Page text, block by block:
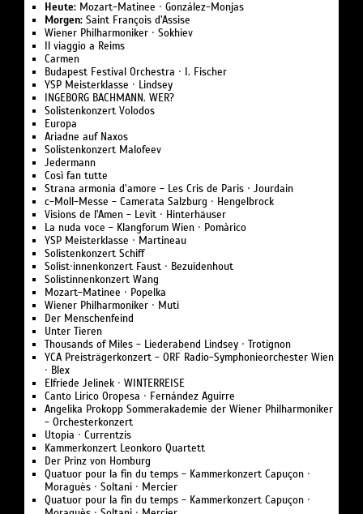
Heute: Mozart-Matinee · González-Monjas
Morgen: Saint François d’Assise
Wiener Philharmoniker · Sokhiev
Il viaggio a Reims
Carmen
Budapest Festival Orchestra · I. Fischer
YSP Meisterklasse · Lindsey
INGEBORG BACHMANN. WER?
Solistenkonzert Volodos
Europa
Ariadne auf Naxos
Solistenkonzert Malofeev
Jedermann
Così fan tutte
Strana armonia d’amore - Les Cris de Paris · Jourdain
c-Moll-Messe - Camerata Salzburg · Hengelbrock
Visions de l’Amen - Levit · Hinterhäuser
La nuda voce - Klangforum Wien · Pomàrico
YSP Meisterklasse · Martineau
Solistenkonzert Schiff
Solist·innenkonzert Faust · Bezuidenhout
Solistinnenkonzert Wang
Mozart-Matinee · Popelka
Wiener Philharmoniker · Muti
Der Menschenfeind
Unter Tieren
Thousands of Miles - Liederabend Lindsey · Trotignon
YCA Preisträgerkonzert - ORF Radio-Symphonieorchester Wien
· Blex
Elfriede Jelinek · WINTERREISE
Canto Lirico Oropesa · Fernández Aguirre
Angelika Prokopp Sommerakademie der Wiener Philharmoniker
- Orchesterkonzert
Utopia · Currentzis
Kammerkonzert Leonkoro Quartett
Der Prinz von Homburg
Quatuor pour la fin du temps - Kammerkonzert Capuçon ·
Moraguès · Soltani · Mercier
Quatuor pour la fin du temps - Kammerkonzert Capuçon ·